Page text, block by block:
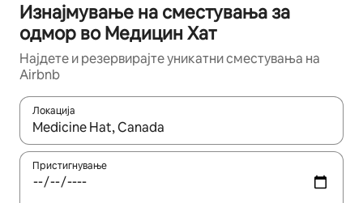
Изнајмување на сместувања за
одмор во Медицин Хат
Најдете и резервирајте уникатни сместувања на
Airbnb
Локација
Кога резултатите се достапни, движете се со копчињата
Пристигнување